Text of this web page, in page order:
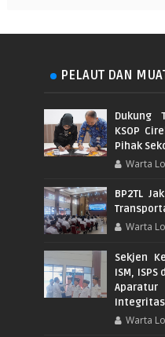
PELAUT DAN
Dukung
KSOP
Pihak
Warta
BP2TL
Warta
Sekjen
ISM, ISPS
Aparatur
Integritas
Warta